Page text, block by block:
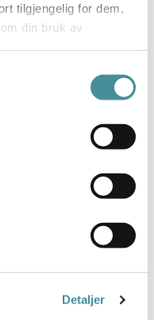
tilgjengelig for dem,
din bruk av
Detaljer
lå følelsen min av
før. Jeg visste
dette så åpent
kjent på ensomhet,
tabuer. Å
risiko. Risikoen for
å være med deg i
er det siste du
Men også